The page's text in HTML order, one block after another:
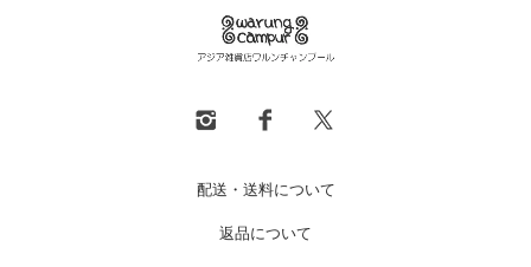
配送・送料について
返品について